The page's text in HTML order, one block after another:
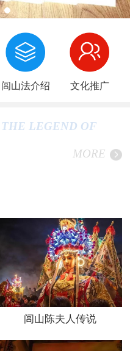
闾山法介绍 文化推广
THE LEGEND OF
MORE
闾山陈夫人传说